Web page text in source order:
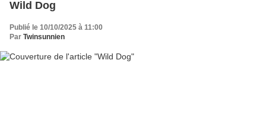
Wild Dog
Publié le 10/10/2025 à 11:00
Par Twinsunnien